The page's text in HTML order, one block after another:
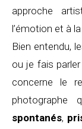
approche
l’émotion et à
Bien entendu,
ou je fais
concerne le
photographe
spontanés,